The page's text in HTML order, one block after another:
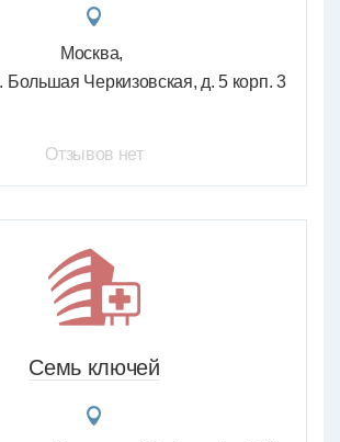
Москва
Большая Черкизовская, д. 5 корп. 3
Отзывов нет
Семь ключей